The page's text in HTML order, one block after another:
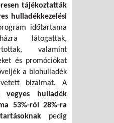
tájékoztatták
hulladékkezelési
időtartama
látogattak,
valamint
és promóciókat
a biohulladék
vetett bizalmat. A
vegyes hulladék
53%-ról 28%-ra
pedig